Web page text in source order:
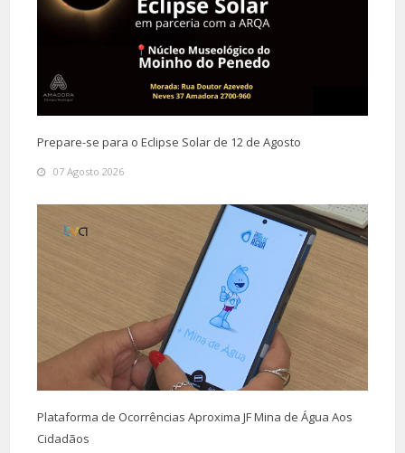
Prepare-se para o Eclipse Solar de 12 de Agosto
07 Agosto 2026
Plataforma de Ocorrências Aproxima JF Mina de Água Aos
Cidadãos